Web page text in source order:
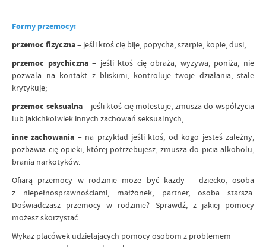
Formy przemocy:
przemoc fizyczna– jeśli ktoś cię bije, popycha, szarpie, kopie, dusi;
przemoc psychiczna– jeśli ktoś cię obraża, wyzywa, poniża, nie
pozwala na kontakt z bliskimi, kontroluje twoje działania, stale
krytykuje;
przemoc seksualna– jeśli ktoś cię molestuje, zmusza do współżycia
lub jakichkolwiek innych zachowań seksualnych;
inne zachowania – na przykład jeśli ktoś, od kogo jesteś zależny,
pozbawia cię opieki, której potrzebujesz, zmusza do picia alkoholu,
brania narkotyków.
Ofiarą przemocy w rodzinie może być każdy – dziecko, osoba
z niepełnosprawnościami, małżonek, partner, osoba starsza.
Doświadczasz przemocy w rodzinie? Sprawdź, z jakiej pomocy
możesz skorzystać.
Wykaz placówek udzielających pomocy osobom z problemem